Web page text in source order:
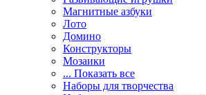
Магнитные азбуки
Лото
Домино
Конструкторы
Мозаики
... Показать все
Наборы для творчества